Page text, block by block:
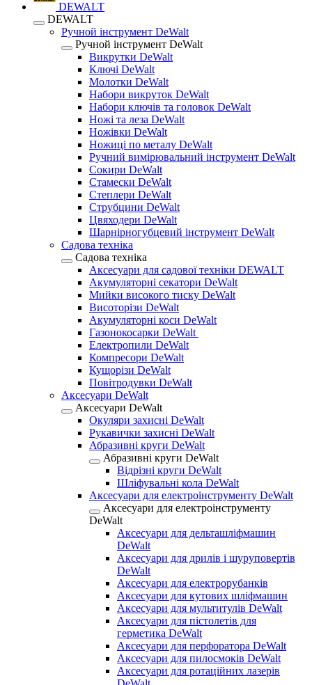
DEWALT
DEWALT
Ручной інструмент DeWalt
Ручной інструмент DeWalt
Викрутки DeWalt
Ключі DeWalt
Молотки DeWalt
Набори викруток DeWalt
Набори ключів та головок DeWalt
Ножі та леза DeWalt
Ножівки DeWalt
Ножиці по металу DeWalt
Ручний вимірювальний інструмент DeWalt
Сокири DeWalt
Стамески DeWalt
Степлери DeWalt
Струбцини DeWalt
Цвяходери DeWalt
Шарнірногубцевий інструмент DeWalt
Садова техніка
Садова техніка
Аксесуари для садової техніки DEWALT
Акумуляторні секатори DeWalt
Мийки високого тиску DeWalt
Висоторізи DeWalt
Акумуляторні коси DeWalt
Газонокосарки DeWalt
Електропили DeWalt
Компресори DeWalt
Кущорізи DeWalt
Повітродувки DeWalt
Аксесуари DeWalt
Аксесуари DeWalt
Окуляри захисні DeWalt
Рукавички захисні DeWalt
Абразивні круги DeWalt
Абразивні круги DeWalt
Відрізні круги DeWalt
Шліфувальні кола DeWalt
Аксесуари для електроінструменту DeWalt
Аксесуари для електроінструменту
DeWalt
Аксесуари для дельташліфмашин
DeWalt
Аксесуари для дрилів і шуруповертів
DeWalt
Аксесуари для електрорубанків
Аксесуари для кутових шліфмашин
Аксесуари для мультитулів DeWalt
Аксесуари для пістолетів для
герметика DeWalt
Аксесуари для перфоратора DeWalt
Аксесуари для пилосмоків DeWalt
Аксесуари для ротаційних лазерів